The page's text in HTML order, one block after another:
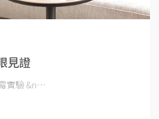
見證
實驗 &n⋯